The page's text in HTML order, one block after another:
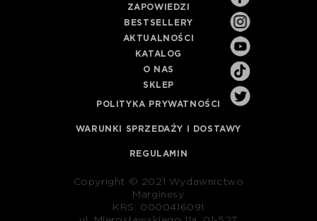
ZAPOWIEDZI
BESTSELLERY
AKTUALNOŚCI
KATALOG
O NAS
SKLEP
POLITYKA PRYWATNOŚCI
WARUNKI SPRZEDAŻY I DOSTAWY
REGULAMIN
Copyright © 2021 Wydawnictwo
Marginesy
KRS: 0000416091